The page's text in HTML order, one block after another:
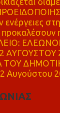
ΑΥΓΟΥΣΤΟΥ
ΤΟΥ
Αυγούστου